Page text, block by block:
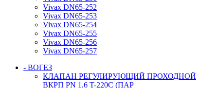
Vivax DN65-252
Vivax DN65-253
Vivax DN65-254
Vivax DN65-255
Vivax DN65-256
Vivax DN65-257
- ВОГЕЗ
КЛАПАН РЕГУЛИРУЮЩИЙ ПРОХОДНОЙ
ВКРП PN 1,6 T-220C (ПАР